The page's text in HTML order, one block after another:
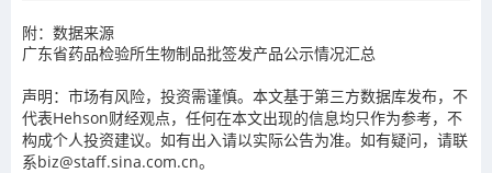
附：数据来源
广东省药品检验所生物制品批签发产品公示情况汇总
声明：市场有风险，投资需谨慎。本文基于第三方数据库发布，不
代表Hehson财经观点，任何在本文出现的信息均只作为参考，不
构成个人投资建议。如有出入请以实际公告为准。如有疑问，请联
系biz@staff.sina.com.cn。